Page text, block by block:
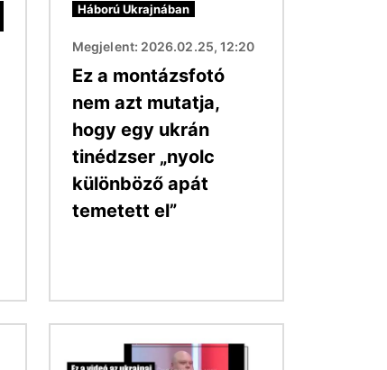
Háború Ukrajnában
Megjelent: 2026.02.25, 12:20
Ez a montázsfotó
nem azt mutatja,
hogy egy ukrán
tinédzser „nyolc
különböző apát
temetett el”